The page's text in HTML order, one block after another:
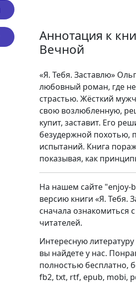
Аннотация к
Вечной
«Я. Тебя. Заставлю»
любовный роман, где
страстью. Жёсткий
свою возлюбленную,
купит, заставит. Его
безудержной похотью,
испытаний. Книга
показывая, как
На нашем сайте "enjoy-
версию книги «Я. Тебя.
сначала ознакомиться
читателей.
Интересную
вы найдете у нас.
полностью бесплатно,
fb2, txt, rtf, epub, mobi,